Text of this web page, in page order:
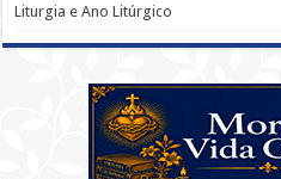
Liturgia e Ano Litúrgico